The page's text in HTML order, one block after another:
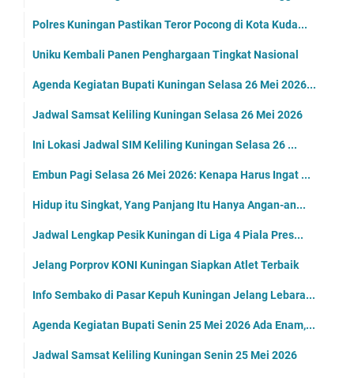
Polres Kuningan Pastikan Teror Pocong di Kota Kuda...
Uniku Kembali Panen Penghargaan Tingkat Nasional
Agenda Kegiatan Bupati Kuningan Selasa 26 Mei 2026...
Jadwal Samsat Keliling Kuningan Selasa 26 Mei 2026
Ini Lokasi Jadwal SIM Keliling Kuningan Selasa 26 ...
Embun Pagi Selasa 26 Mei 2026: Kenapa Harus Ingat ...
Hidup itu Singkat, Yang Panjang Itu Hanya Angan-an...
Jadwal Lengkap Pesik Kuningan di Liga 4 Piala Pres...
Jelang Porprov KONI Kuningan Siapkan Atlet Terbaik
Info Sembako di Pasar Kepuh Kuningan Jelang Lebara...
Agenda Kegiatan Bupati Senin 25 Mei 2026 Ada Enam,...
Jadwal Samsat Keliling Kuningan Senin 25 Mei 2026